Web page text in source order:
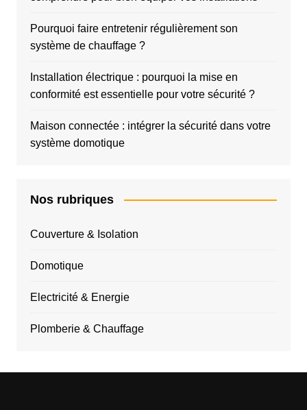
Pourquoi faire entretenir régulièrement son
système de chauffage ?
Installation électrique : pourquoi la mise en
conformité est essentielle pour votre sécurité ?
Maison connectée : intégrer la sécurité dans votre
système domotique
Nos rubriques
Couverture & Isolation
Domotique
Electricité & Energie
Plomberie & Chauffage